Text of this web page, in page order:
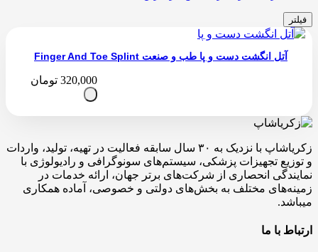
فیلتر
آتل انگشت دست و پا طب و صنعت Finger And Toe Splint
320,000 تومان
زکریاشاپ با نزدیک به ۳۰ سال سابقه فعالیت در تهیه، تولید، واردات
و توزیع تجهیزات پزشکی، سیستم‌های سونوگرافی و رادیولوژی با
نمایندگی انحصاری از شرکت‌های برتر جهان، ارائه خدمات در
زمینه‌های مختلف به بخش‌های دولتی و خصوصی، آماده همکاری
میباشد.
ارتباط با ما